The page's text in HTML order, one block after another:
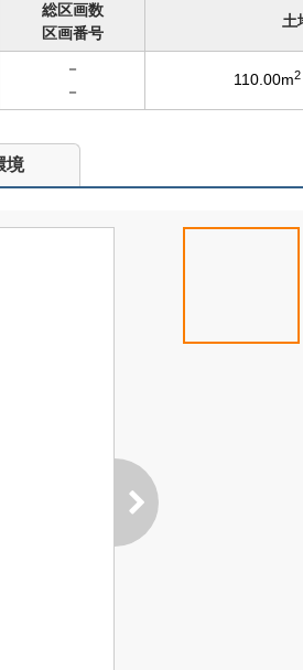
総区画数
区画番号
土
－
－
110.00m2
境